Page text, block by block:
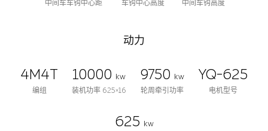
中间车车钩中心距
车钩中心高度
中间车钩高度
动力
4M4T
编组
10000
kw
装机功率 625×16
9750
kw
轮周牵引功率
YQ-625
电机型号
625
kw